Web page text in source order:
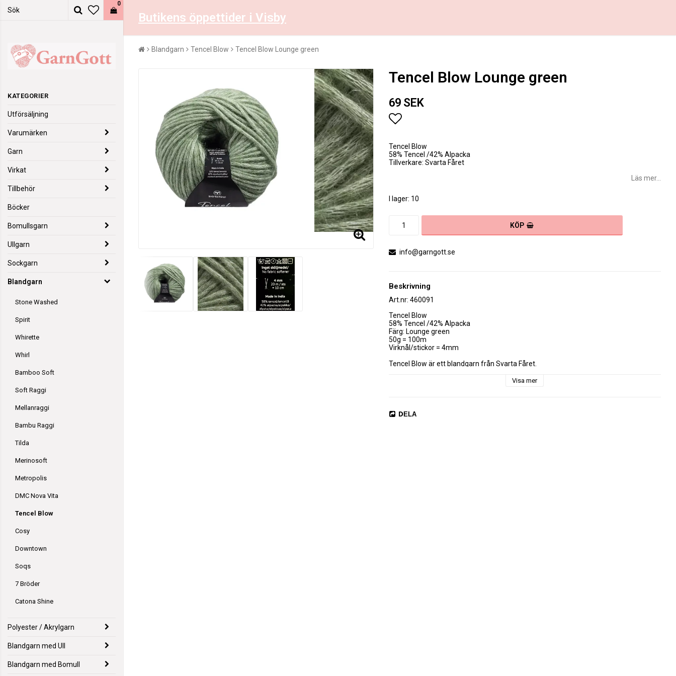
Butikens öppettider i Visby
0
KATEGORIER
Utförsäljning
Varumärken
Garn
Virkat
Tillbehör
Böcker
Bomullsgarn
Ullgarn
Sockgarn
Blandgarn
Stone Washed
Spirit
Whirette
Whirl
Bamboo Soft
Soft Raggi
Mellanraggi
Bambu Raggi
Tilda
Merinosoft
Metropolis
DMC Nova Vita
Tencel Blow
Cosy
Downtown
Soqs
7 Bröder
Catona Shine
Polyester / Akrylgarn
Blandgarn med Ull
Blandgarn med Bomull
Blandgarn Tencel Blow Tencel Blow Lounge green
Tencel Blow Lounge green
69 SEK
Tencel Blow
58% Tencel /42% Alpacka
Tillverkare: Svarta Fåret
Läs mer...
I lager: 10
KÖP
info@garngott.se
Beskrivning
Art.nr: 460091
Tencel Blow
58% Tencel /42% Alpacka
Färg: Lounge green
50g = 100m
Virknål/stickor = 4mm
Tencel Blow är ett blandgarn från Svarta Fåret.
Visa mer
DELA